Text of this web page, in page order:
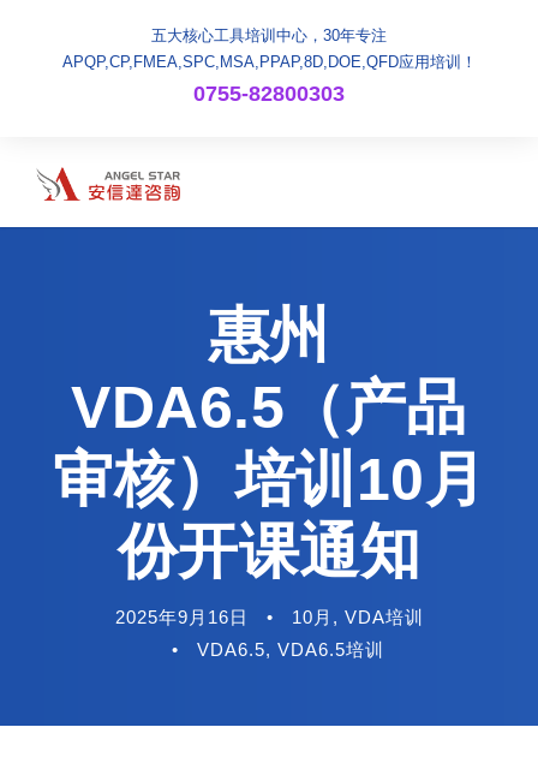
五大核心工具培训中心，30年专注
APQP,CP,FMEA,SPC,MSA,PPAP,8D,DOE,QFD应用培训！
0755-82800303
惠州
VDA6.5（产品
审核）培训10月
份开课通知
2025年9月16日 • 10月 , VDA培训
•
VDA6.5, VDA6.5培训